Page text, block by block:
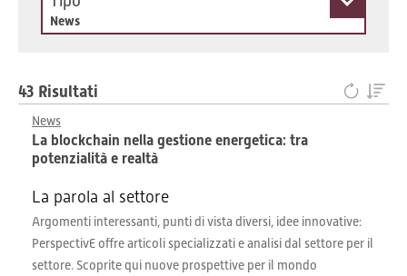
News
43 Risultati
News
La blockchain nella gestione energetica: tra
potenzialità e realtà
La parola al settore
Argomenti interessanti, punti di vista diversi, idee innovative:
PerspectivE offre articoli specializzati e analisi dal settore per il
settore. Scoprite qui nuove prospettive per il mondo